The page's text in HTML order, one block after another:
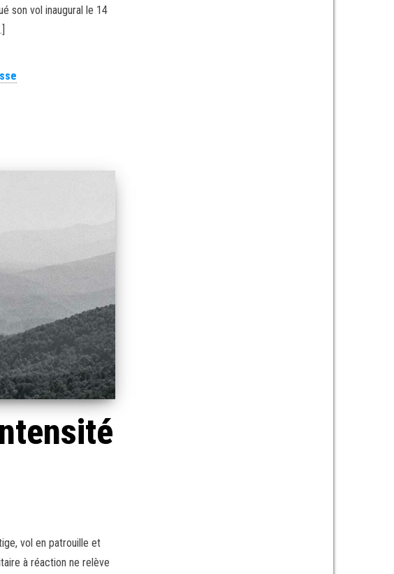
son vol inaugural le 14
vol en patrouille et
à réaction ne relève